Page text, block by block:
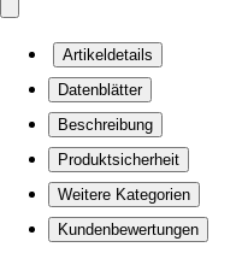
Artikeldetails
Datenblätter
Beschreibung
Produktsicherheit
Weitere Kategorien
Kundenbewertungen